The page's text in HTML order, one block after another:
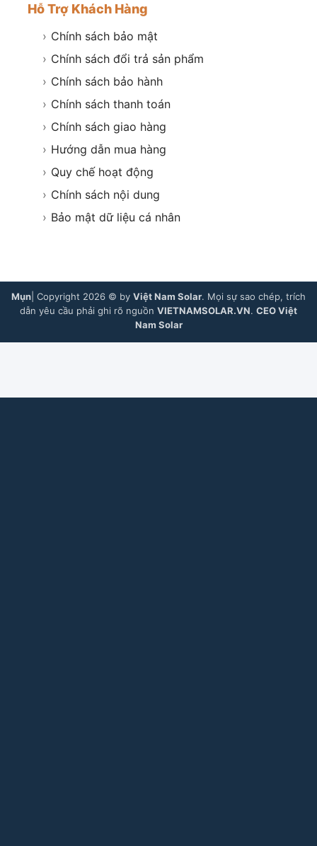
Hỗ Trợ Khách Hàng
› Chính sách bảo mật
› Chính sách đổi trả sản phẩm
› Chính sách bảo hành
› Chính sách thanh toán
› Chính sách giao hàng
› Hướng dẫn mua hàng
› Quy chế hoạt động
› Chính sách nội dung
› Bảo mật dữ liệu cá nhân
Mụn | Copyright 2026 © by Việt Nam Solar. Mọi sự sao chép, trích
dẫn yêu cầu phải ghi rõ nguồn VIETNAMSOLAR.VN. CEO Việt
Nam Solar